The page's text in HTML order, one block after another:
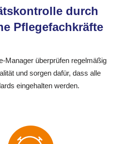
durch
Pflegefachkräfte
Manager überprüfen regelmäßig
und sorgen dafür, dass alle
eingehalten werden.